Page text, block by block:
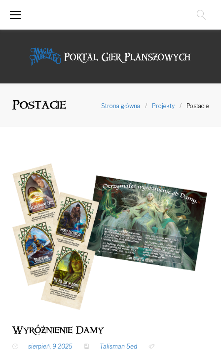
Postacie Strona główna / Projekty / Postacie
Wyróżnienie Damy
sierpień, 9 2025
Talisman 5ed